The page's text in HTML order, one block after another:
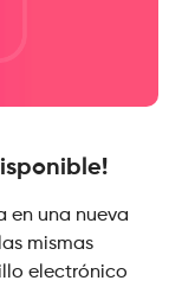
BAR
en una nueva
mismas
electrónico